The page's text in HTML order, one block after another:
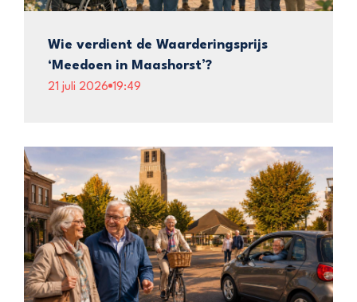
Wie verdient de Waarderingsprijs
‘Meedoen in Maashorst’?
21 juli 2026 19:49